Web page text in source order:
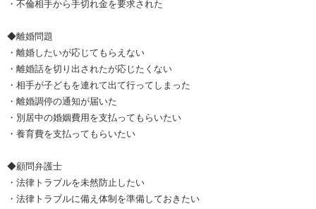
・不倫相手から手切れ金を要求された
◆離婚問題
・離婚したいが応じてもらえない
・離婚話を切り出されたが応じたくない
・相手が子どもを連れて出て行ってしまった
・離婚調停の通知が届いた
・別居中の婚姻費用を支払ってもらいたい
・養育費を支払ってもらいたい
◆顧問弁護士
・法律トラブルを未然防止したい
・法律トラブルに備え体制を準備しておきたい